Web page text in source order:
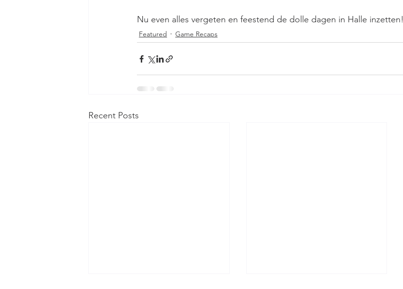
Nu even alles vergeten en feestend de dolle dagen in Halle inzetten!
Featured Game Recaps
Recent Posts